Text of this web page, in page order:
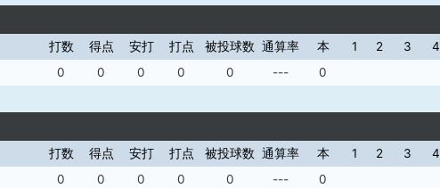
打数 得点 安打 打点 被投球数 通算率 本 1 2 3 4
0 0 0 0 0 --- 0
打数 得点 安打 打点 被投球数 通算率 本 1 2 3 4
0 0 0 0 0 --- 0